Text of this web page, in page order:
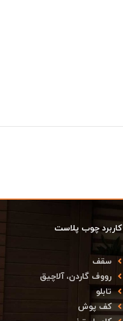
کاربرد چوب پلاست
سقف
رووف گاردن، آلاچیق
تابلو
کف پوش